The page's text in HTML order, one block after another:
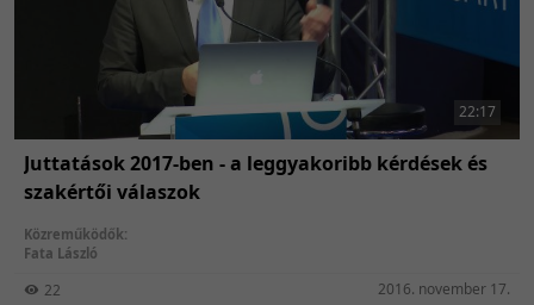
állnak előttünk. Különböző
megközelítések, remek
szakemberek, szakmai módszerek,
javaslatok és bevált gyakorlatok.
Szervezte: Parrish & Crawler
International
22:17
Juttatások 2017-ben - a leggyakoribb kérdések és
szakértői válaszok
Közreműködők:
Fata László
22 2016. november 17.